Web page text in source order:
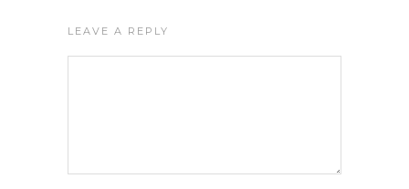
LEAVE A REPLY